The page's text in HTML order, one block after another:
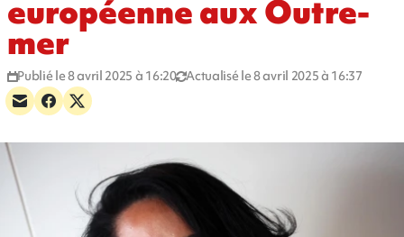
européenne aux Outre-
mer
Publié le 8 avril 2025 à 16:20 Actualisé le 8 avril 2025 à 16:37